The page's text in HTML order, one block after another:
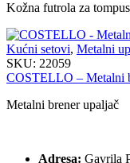
Kožna futrola za
Kućni setovi, Metalni
SKU: 22059
COSTELLO – Metalni
Metalni brener upaljač
Adresa: Gavrila